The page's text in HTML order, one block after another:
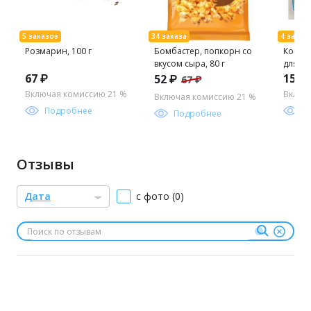
Розмарин, 100 г
67 ₽
Включая комиссию 21 %
Подробнее
Бомбастер, попкорн со
вкусом сыра, 80 г
52 ₽ 67 ₽
Включая комиссию 21 %
Подробнее
для
152
Отзывы
Дата с фото (0)